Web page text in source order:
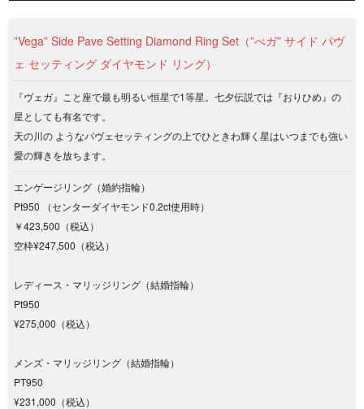
”Vega” Side Pave Setting Diamond Ring Set（”べガ” サイド パヴ
ェ セッティング ダイヤモンド リング）
『ヴェガ』こと座で最も明るい恒星で1等星。七夕伝説では『おりひめ』の
星としても有名です。
天の川の ようなパヴェセッティングの上でひときわ輝く星はいつまでも強い
愛の輝きを放ちます。
エンゲージリング（婚約指輪）
Pt950 （センターダイヤモンド0.2ct使用時）
￥423,500（税込）
空枠¥247,500（税込）
レディース・マリッジリング（結婚指輪）
Pt950
¥275,000（税込）
メンズ・マリッジリング（結婚指輪）
PT950
¥231,000（税込）